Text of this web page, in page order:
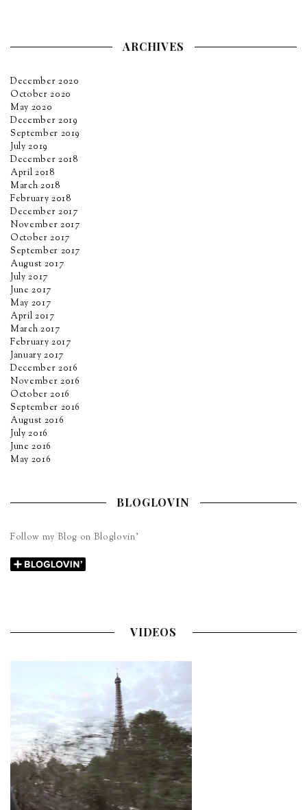
ARCHIVES
December 2020
October 2020
May 2020
December 2019
September 2019
July 2019
December 2018
April 2018
March 2018
February 2018
December 2017
November 2017
October 2017
September 2017
August 2017
July 2017
June 2017
May 2017
April 2017
March 2017
February 2017
January 2017
December 2016
November 2016
October 2016
September 2016
August 2016
July 2016
June 2016
May 2016
BLOGLOVIN
Follow my Blog on Bloglovin’
VIDEOS